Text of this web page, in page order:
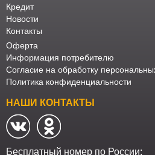
Кредит
Новости
Контакты
Оферта
Информация потребителю
Согласие на обработку
Политика конфиденциальности
НАШИ КОНТАКТЫ
Бесплатный номер по России: